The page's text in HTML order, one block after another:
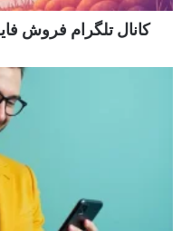
کانال تلگرام فروش